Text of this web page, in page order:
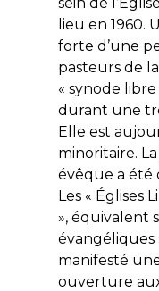
lieu en 1960.
forte d’une
pasteurs de
« synode
durant une
Elle est
minoritaire.
évêque a été
Les « Églises
», équivalent
évangéliques
manifesté
ouverture